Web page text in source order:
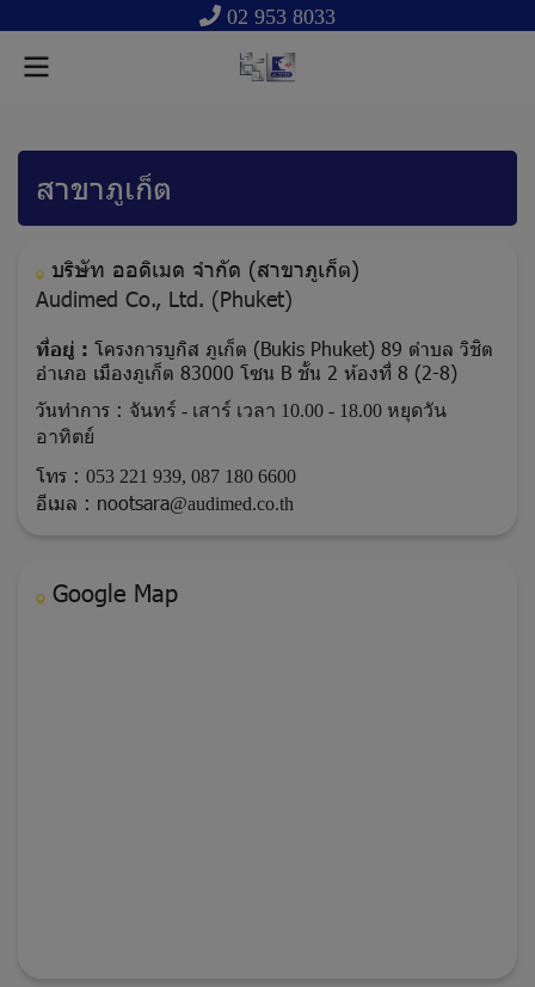
02 953 8033
สาขาภูเก็ต
บริษัท ออดิเมด จำกัด (สาขาภูเก็ต)
Audimed Co., Ltd. (Phuket)
ที่อยู่ : โครงการบูกิส ภูเก็ต (Bukis Phuket) 89 ตำบล วิชิต
อำเภอ เมืองภูเก็ต 83000 โซน B ชั้น 2 ห้องที่ 8 (ฺ2-8)
วันทำการ : จันทร์ - เสาร์ เวลา 10.00 - 18.00 หยุดวัน
อาทิตย์
โทร : 053 221 939, 087 180 6600
อีเมล : nootsara@audimed.co.th
Google Map